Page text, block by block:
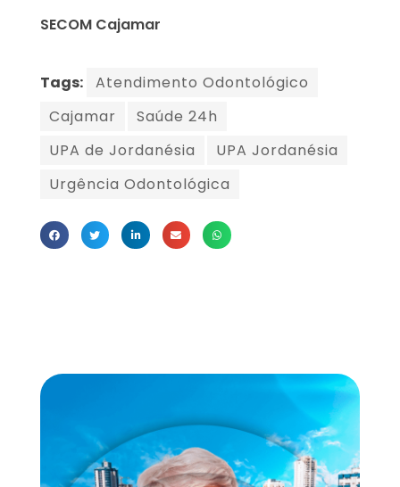
SECOM Cajamar
Tags:
Atendimento Odontológico
Cajamar
Saúde 24h
UPA de Jordanésia
UPA Jordanésia
Urgência Odontológica